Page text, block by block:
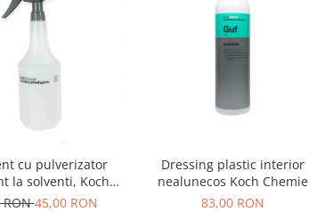
cu pulverizator
la solventi, Koch
1000 ml
RON45,00 RON
Dressing plastic interior
nealunecos Koch Chemie
Gummifix, Guf, 1L
83,00 RON